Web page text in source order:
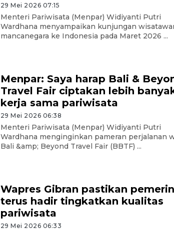
29 Mei 2026 07:15
Menteri Pariwisata (Menpar) Widiyanti Putri
Wardhana menyampaikan kunjungan
mancanegara ke Indonesia pada Maret 2026 ...
Menpar: Saya harap Bali &
Travel Fair ciptakan lebih
kerja sama pariwisata
29 Mei 2026 06:38
Menteri Pariwisata (Menpar) Widiyanti Putri
Wardhana menginginkan pameran perjalanan
Bali &amp; Beyond Travel Fair (BBTF) ...
Wapres Gibran pastikan
terus hadir tingkatkan kualitas
pariwisata
29 Mei 2026 06:33